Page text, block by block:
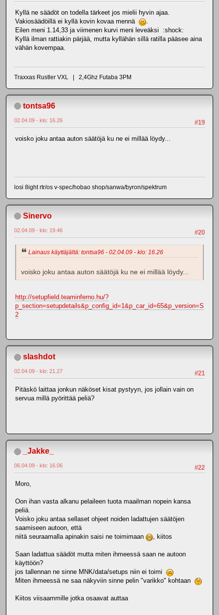
Kyllä ne säädöt on todella tärkeet jos mielii hyvin ajaa.
Vakiosäädöillä ei kyllä kovin kovaa mennä
.
Eilen meni 1.14,33 ja viimenen kurvi meni leveäksi :shock:
Kyllä ilman rattiakin pärjää, mutta kyllähän sillä ratilla pääsee aina
vähän kovempaa.
Traxxas Rustler VXL | 2,4Ghz Futaba 3PM
tontsa96
#19
02.04.09 - klo: 16.26
voisko joku antaa auton säätöjä ku ne ei millää löydy...
losi 8ight rtr/os v-spec/hobao shop/sanwa/byron/spektrum
Sinervo
#20
02.04.09 - klo: 19.46
Lainaus käyttäjältä: tontsa96 - 02.04.09 - klo: 16.26
voisko joku antaa auton säätöjä ku ne ei millää löydy...
http://setupfield.teaminferno.hu/?
p_section=setupdetails&p_config_id=1&p_car_id=65&p_version=S
2
slashdot
#21
02.04.09 - klo: 21.27
Pitäskö laittaa jonkun näköset kisat pystyyn, jos jollain vain on
servua millä pyörittää peliä?
_Jakke_
#22
06.04.09 - klo: 16.06
Moro,
Oon ihan vasta alkanu pelaileen tuota maailman nopein kansa
peliä.
Voisko joku antaa sellaset ohjeet noiden ladattujen säätöjen
saamiseen autoon, että
niitä seuraamalla apinakin saisi ne toimimaan
, kiitos
Saan ladattua säädöt mutta miten ihmeessä saan ne autoon
käyttöön?
jos tallennan ne sinne MNK/data/setups niin ei toimi
Miten ihmeessä ne saa näkyviin sinne pelin "varikko" kohtaan
Kiitos viisaammille jotka osaavat auttaa